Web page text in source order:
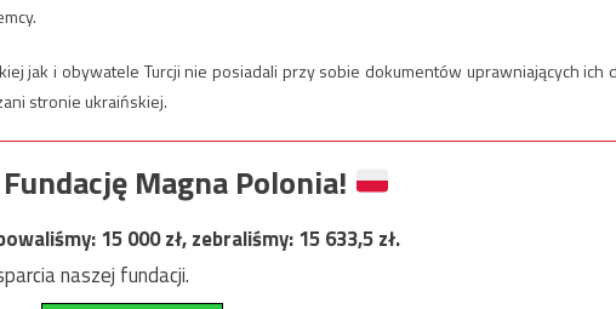
jak i obywatele Turcji nie posiadali przy sobie dokumentów uprawniających ich
stronie ukraińskiej.
Magna Polonia!
15 000zł, zebraliśmy:15 633,5zł.
naszej fundacji.